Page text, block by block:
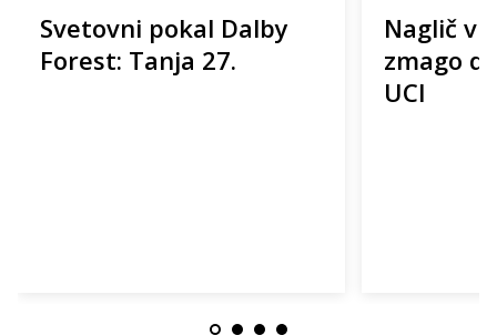
Svetovni pokal Dalby
Forest: Tanja 27.
Naglič v
zmago
UCI